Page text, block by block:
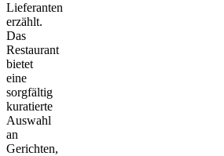
Lieferanten
erzählt.
Das
Restaurant
bietet
eine
sorgfältig
kuratierte
Auswahl
an
Gerichten,